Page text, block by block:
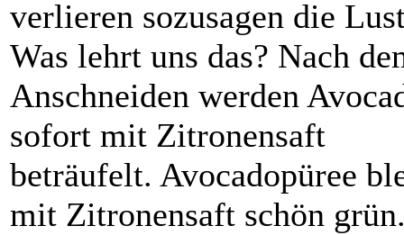
verlieren sozusagen die
Was lehrt uns das? Nach
Anschneiden werden
sofort mit Zitronensaft
beträufelt. Avocado­püree
mit Zitronensaft schön